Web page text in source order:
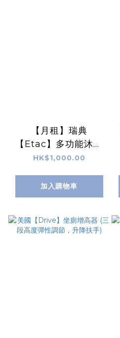
【月租】瑞典
【Etac】多功能沐浴
便椅
HK$1,000.00
加入購物車